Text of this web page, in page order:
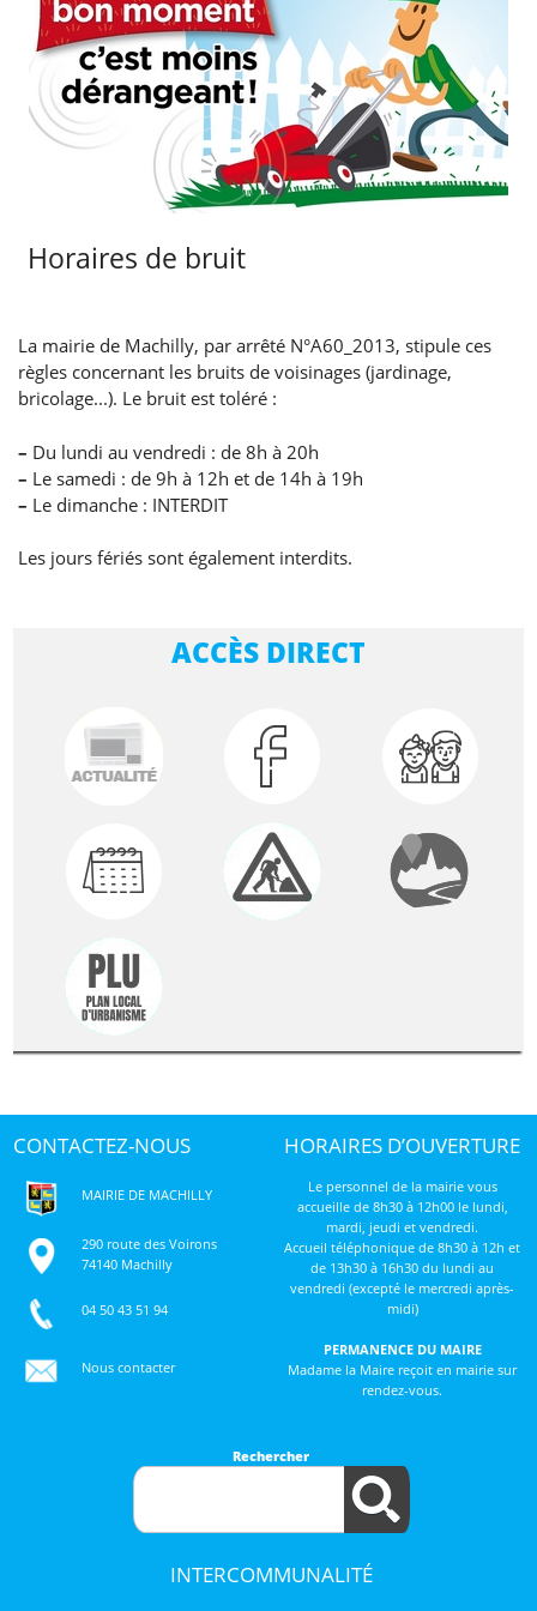
Horaires de bruit
La mairie de Machilly, par arrêté N°A60_2013, stipule ces
règles concernant les bruits de voisinages (jardinage,
bricolage...). Le bruit est toléré :
– Du lundi au vendredi : de 8h à 20h
– Le samedi : de 9h à 12h et de 14h à 19h
– Le dimanche : INTERDIT
Les jours fériés sont également interdits.
ACCÈS DIRECT
CONTACTEZ-NOUS
MAIRIE DE MACHILLY
290 route des Voirons
74140 Machilly
04 50 43 51 94
Nous contacter
HORAIRES D’OUVERTURE
Le personnel de la mairie vous
accueille de 8h30 à 12h00 le lundi,
mardi, jeudi et vendredi.
Accueil téléphonique de 8h30 à 12h et
de 13h30 à 16h30 du lundi au
vendredi (excepté le mercredi après-
midi)
PERMANENCE DU MAIRE
Madame la Maire reçoit en mairie sur
rendez-vous.
Rechercher
INTERCOMMUNALITÉ